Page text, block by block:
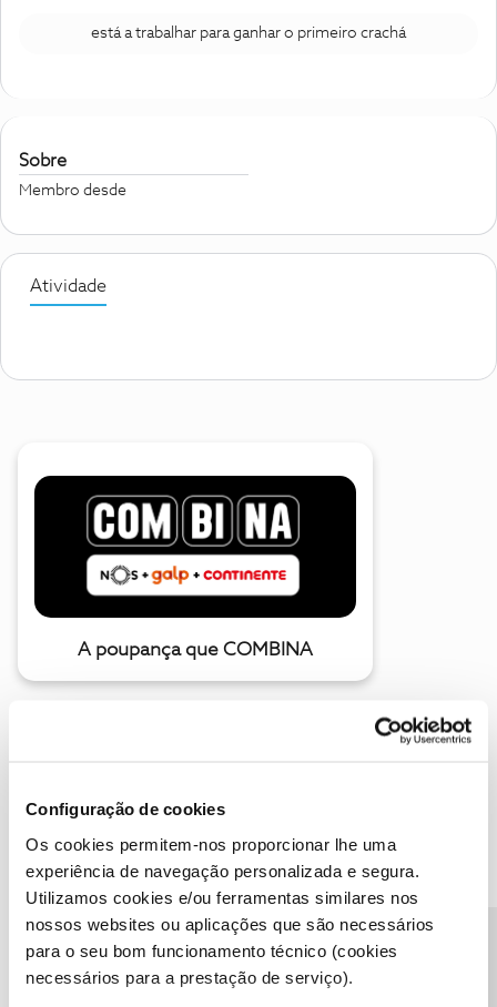
Configuração de cookies
Os cookies permitem-nos proporcionar lhe uma
experiência de navegação personalizada e segura.
Utilizamos cookies e/ou ferramentas similares nos
nossos websites ou aplicações que são necessários
para o seu bom funcionamento técnico (cookies
necessários para a prestação de serviço).
está a trabalhar para ganhar o primeiro crachá
Sobre
Membro desde
Atividade
A poupança que COMBINA
Descubra as novidades de julho